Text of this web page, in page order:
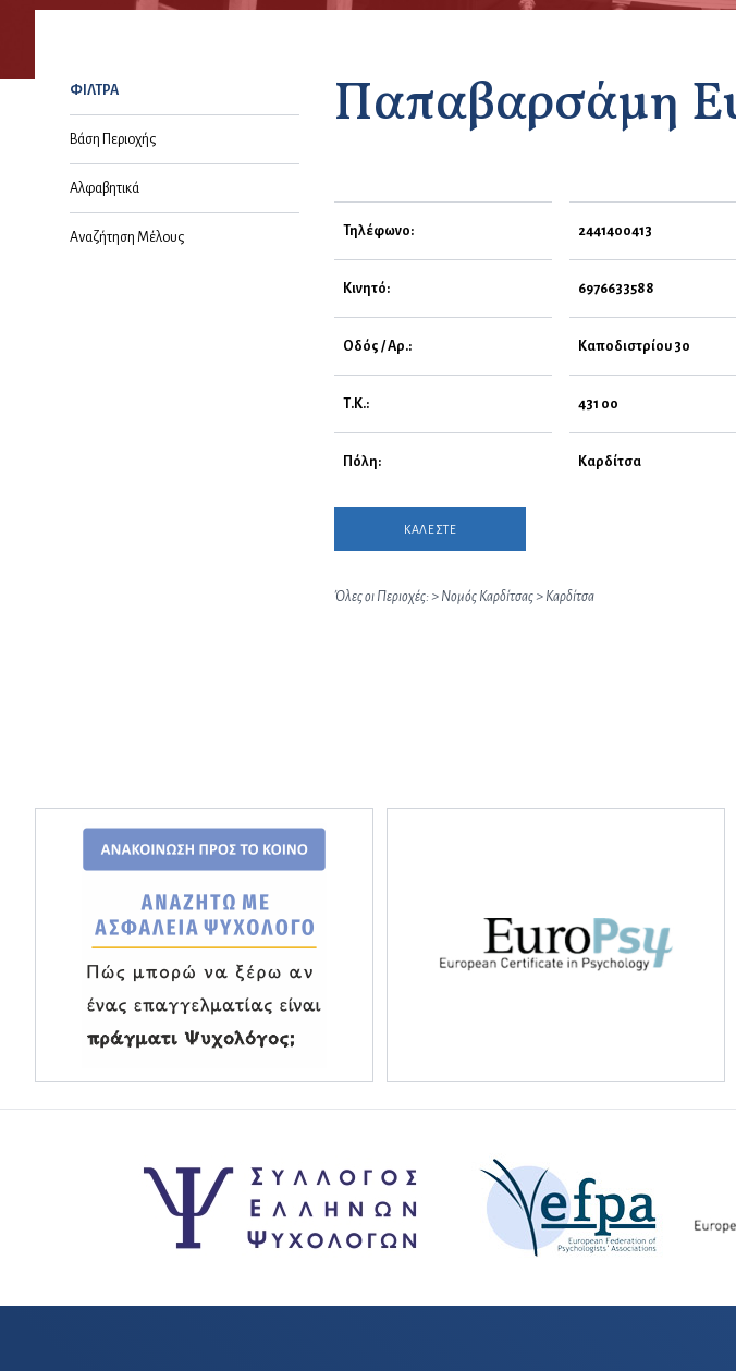
ΦΙΛΤΡΑ
Βάση Περιοχής
Αλφαβητικά
Αναζήτηση Μέλους
Παπαβαρσάμη
Τηλέφωνο: 2441400413
Κινητό: 6976633588
Οδός / Αρ.: Καποδιστρίου 30
Τ.Κ.: 431 00
Πόλη: Καρδίτσα
ΚΑΛΕΣΤΕ
Όλες οι Περιοχές:> Νομός Καρδίτσας> Καρδίτσα